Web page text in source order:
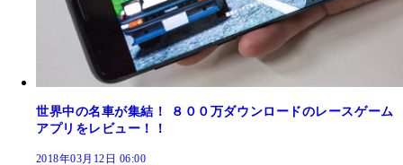
世界中の名車が集結！ ８００万ダウンロードのレースゲーム
アプリをレビュー！！
2018年03月12日 06:00